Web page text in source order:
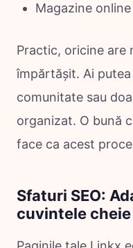
Magazine online
Practic, oricine are
împărtășit. Ai
comunitate sau
organizat. O bună
face ca acest
Sfaturi SEO:
cuvintele